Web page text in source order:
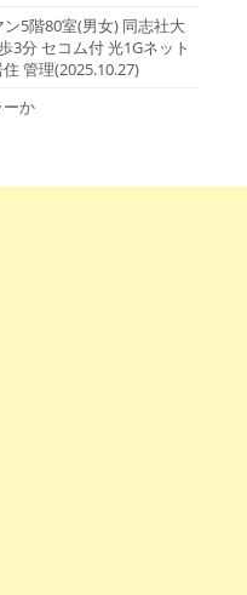
5階80室(男女) 同志社大
3分 セコム付 光1Gネット
管理(2025.10.27)
ーか